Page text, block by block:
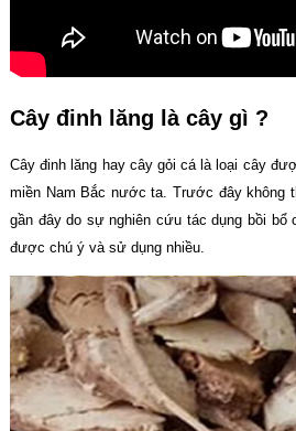
Cây đinh lăng là cây gì ?
Cây đinh lăng hay cây gỏi cá là loại cây
miền Nam Bắc nước ta. Trước đây không
gần đây do sự nghiên cứu tác dụng bồi bổ
được chú ý và sử dụng nhiều.